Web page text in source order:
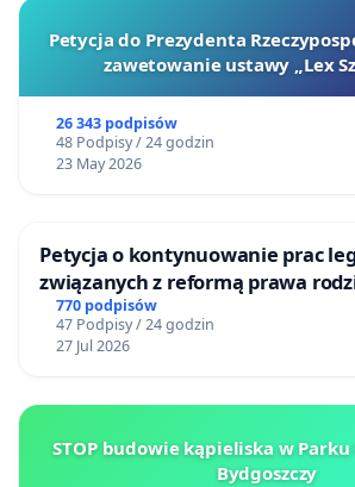
Petycja do Prezydenta
zawetowanie ustawy „Lex
26 343 podpisów
48 Podpisy / 24 godzin
23 May 2026
Petycja o kontynuowanie prac
związanych z reformą prawa
770 podpisów
47 Podpisy / 24 godzin
27 Jul 2026
STOP budowie kąpieliska w
Bydgoszczy